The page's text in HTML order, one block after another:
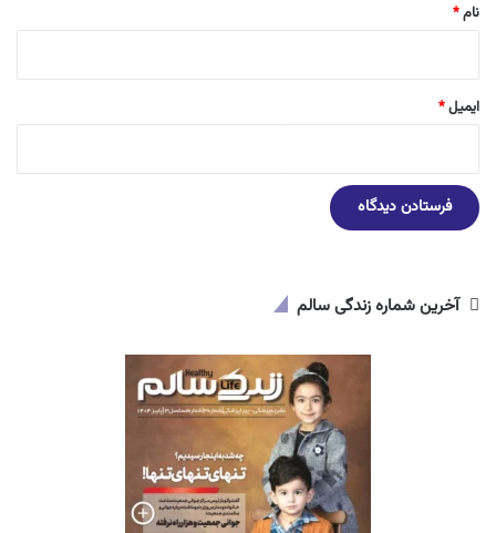
نام*
ایمیل*
آخرین شماره زندگی سالم